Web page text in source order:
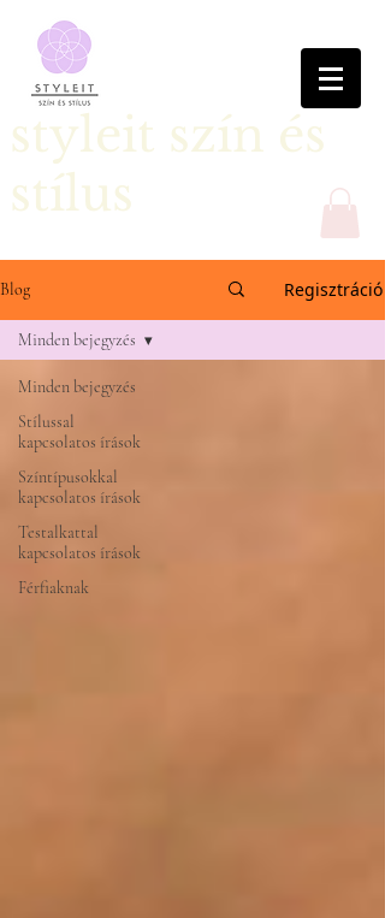
styleit szín és
stílus
Blog Regisztráció
Minden bejegyzés
Stílussal
kapcsolatos írások
Színtípusokkal
kapcsolatos írások
Testalkattal
kapcsolatos írások
Férfiaknak
Minden bejegyzés